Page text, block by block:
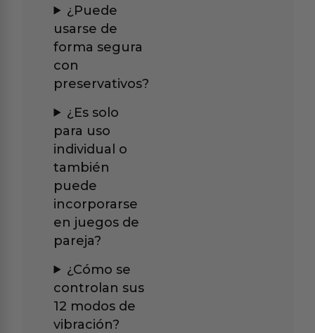
¿Puede
usarse de
forma segura
con
preservativos?
¿Es solo
para uso
individual o
también
puede
incorporarse
en juegos de
pareja?
¿Cómo se
controlan sus
12 modos de
vibración?